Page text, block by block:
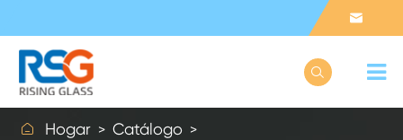


 Hogar
Catálogo